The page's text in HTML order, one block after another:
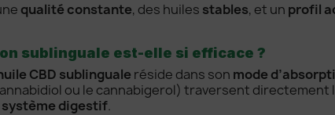
qualité constante, des huiles stables, et un profil
sublinguale est-elle si efficace ?
CBD sublinguale réside dans son mode
ou le cannabigerol) traversent directement
système digestif.